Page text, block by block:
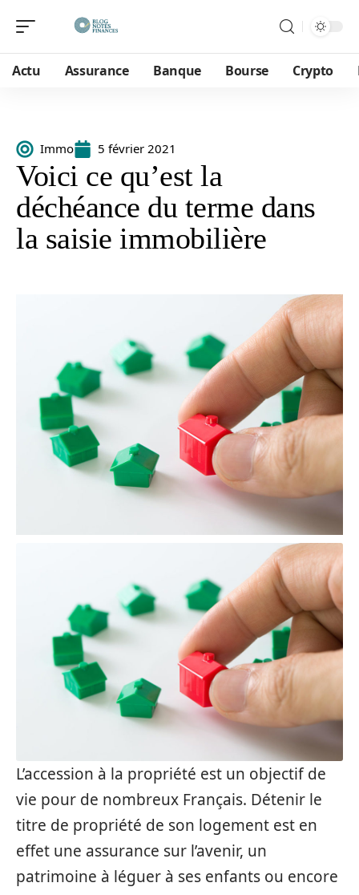
Actu Assurance Banque Bourse Crypto
Immo 5 février 2021
Voici ce qu’est la
déchéance du terme dans
la saisie immobilière
L’accession à la propriété est un objectif de
vie pour de nombreux Français. Détenir le
titre de propriété de son logement est en
effet une assurance sur l’avenir, un
patrimoine à léguer à ses enfants ou encore